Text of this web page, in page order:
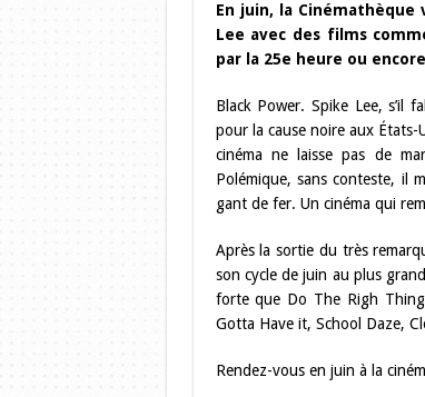
En juin, la Cinémathèque
Lee avec des films
par la 25e heure ou
Black Power. Spike Lee, s’il
pour la cause noire aux
cinéma ne laisse pas de
Polémique, sans conteste, il
gant de fer. Un cinéma qui
Après la sortie du très
son cycle de juin au plus
forte que Do The Righ
Gotta Have it, School Daze,
Rendez-vous en juin à la